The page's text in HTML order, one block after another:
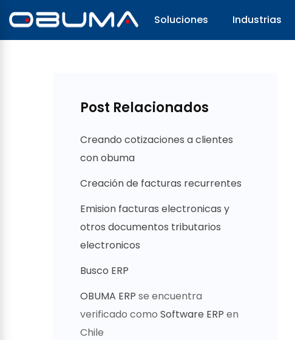
Soluciones Industrias
Post Relacionados
Creando cotizaciones a clientes
con obuma
Creación de facturas recurrentes
Emision facturas electronicas y
otros documentos tributarios
electronicos
Busco ERP
OBUMA ERP se encuentra
verificado como Software ERP en
Chile